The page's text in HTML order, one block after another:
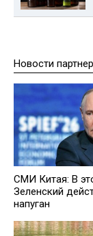
Новости
СМИ Китая: В
Зеленский
напуган